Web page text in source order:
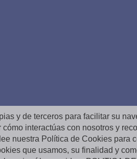
y de terceros para facilitar su
cómo interactúas con nosotros y
nuestra Política de Cookies para
que usamos, su finalidad y